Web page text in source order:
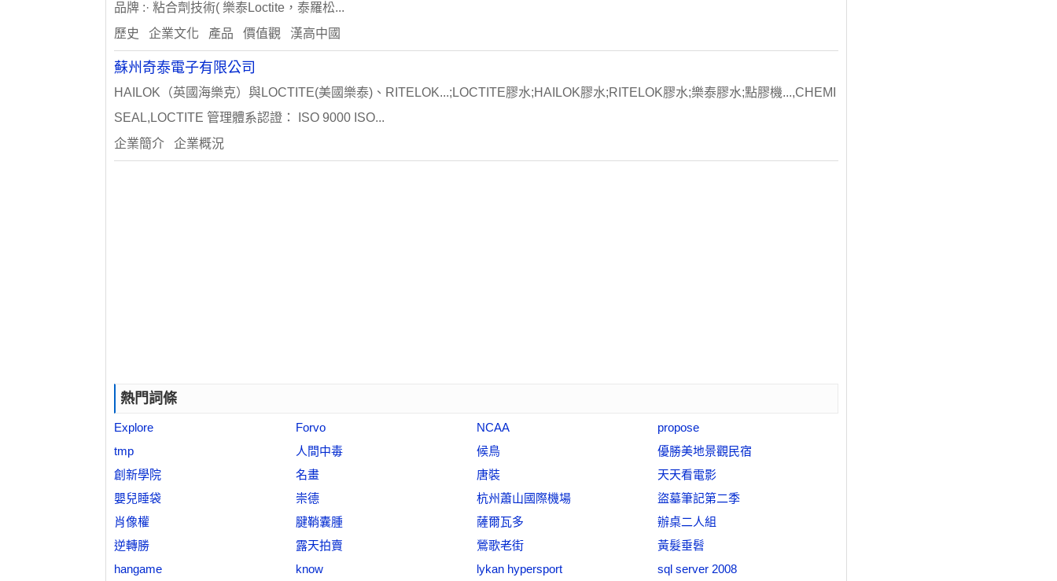
品牌 :· 粘合劑技術( 樂泰Loctite，泰羅松...
歷史 企業文化 產品 價值觀 漢高中國
蘇州奇泰電子有限公司
HAILOK（英國海樂克）與LOCTITE(美國樂泰)、RITELOK...;LOCTITE膠水;HAILOK膠水;RITELOK膠水;樂泰膠水;點膠機...,CHEMI
SEAL,LOCTITE 管理體系認證： ISO 9000 ISO...
企業簡介 企業概況
熱門詞條
Explore Forvo NCAA
propose
tmp
人間中毒 候鳥
優勝美地景觀民宿
創新學院
名畫 唐裝
天天看電影
嬰兒睡袋
崇德 杭州蕭山國際機場
盜墓筆記第二季
肖像權
腱鞘囊腫 薩爾瓦多
辦桌二人組
逆轉勝
露天拍賣 鶯歌老街
黃髮垂髫
hangame
know lykan hypersport sql server 2008